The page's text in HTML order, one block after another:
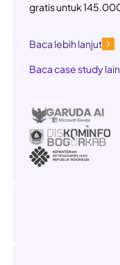
gratis untuk
Baca lebih lanjut
Baca case study